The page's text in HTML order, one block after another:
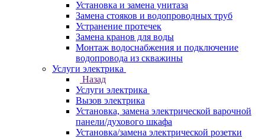
Установка и замена унитаза
Замена стояков и водопроводных труб
Устранение протечек
Замена кранов для воды
Монтаж водоснабжения и подключение
водопровода из скважины
Услуги электрика
Назад
Услуги электрика
Вызов электрика
Установка, замена электрической варочной
панели/духового шкафа
Установка/замена электрической розетки